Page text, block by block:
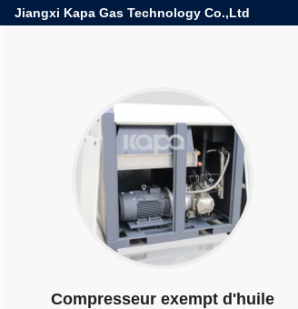
Jiangxi Kapa Gas Technology Co.,Ltd
Compresseur exempt d'huile